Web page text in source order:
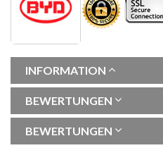
INFORMATION
BEWERTUNGEN
BEWERTUNGEN